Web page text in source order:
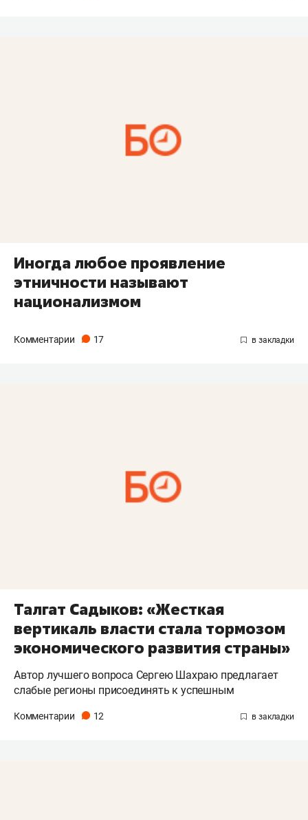
Иногда любое проявление
этничности называют
национализмом
Комментарии 17
Талгат Садыков: «Жесткая
вертикаль власти стала тормозом
экономического развития страны»
Автор лучшего вопроса Сергею Шахраю предлагает
слабые регионы присоединять к успешным
Комментарии 12